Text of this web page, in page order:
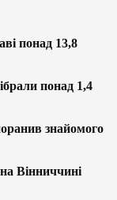
понад 13,8
понад 1,4
знайомого
Вінниччині